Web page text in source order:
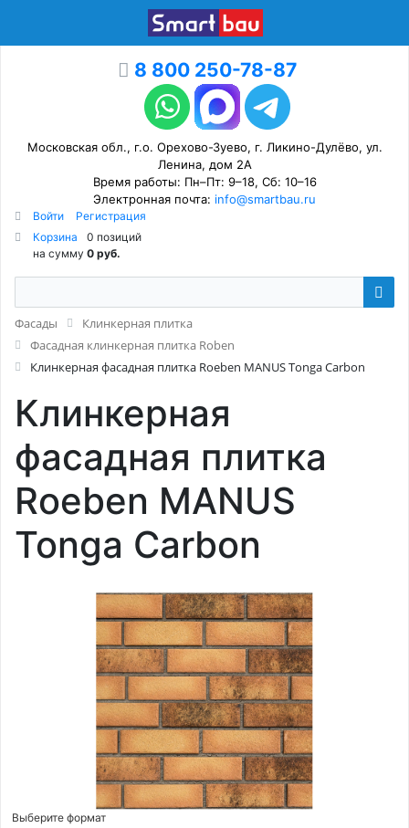
8 800 250-78-87
Московская обл., г.о. Орехово-Зуево, г. Ликино-Дулёво, ул.
Ленина, дом 2А
Время работы: Пн–Пт: 9–18, Сб: 10–16
Электронная почта: info@smartbau.ru
Войти
Регистрация
Корзина
0 позиций
на сумму 0 руб.
Фасады
Клинкерная плитка
Фасадная клинкерная плитка Roben
Клинкерная фасадная плитка Roeben MANUS Tonga Carbon
Клинкерная
фасадная плитка
Roeben MANUS
Tonga Carbon
Выберите формат